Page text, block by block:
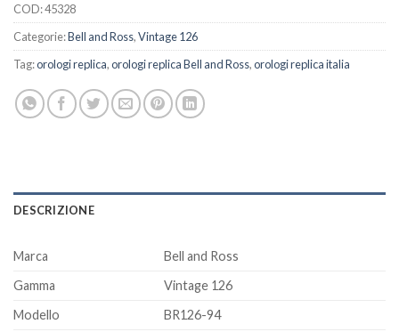
COD:45328
Categorie:Bell and Ross,Vintage 126
Tag:orologi replica,orologi replica Bell and Ross,orologi replica italia
DESCRIZIONE
Marca
Bell and Ross
Gamma
Vintage 126
Modello
BR126-94